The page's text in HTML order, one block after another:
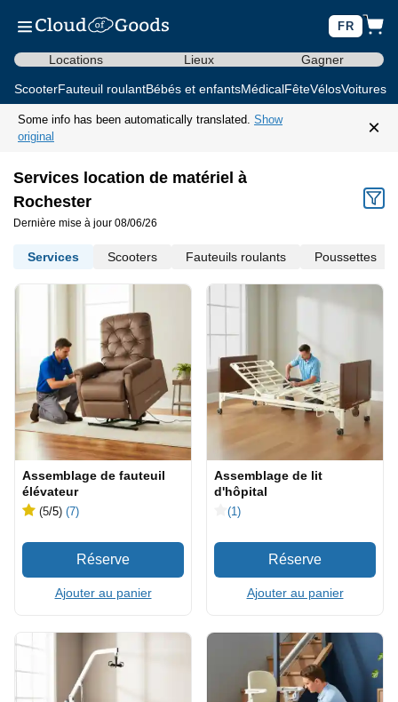
FR
Locations Lieux Gagner
ScooterFauteuil roulantBébés et enfantsMédicalFêteVélosVoitures
Some info has been automatically translated. Show
original
×
Services location de matériel à
Rochester
Dernière mise à jour 08/06/26
Services Scooters Fauteuils roulants Poussettes
Assemblage de fauteuil
élévateur
(5/5) (7)
Ajouter au panier
Assemblage de lit
d'hôpital
(1)
Ajouter au panier